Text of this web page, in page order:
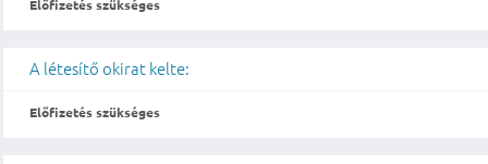
Előfizetés szükséges
A létesítő okirat kelte:
Előfizetés szükséges